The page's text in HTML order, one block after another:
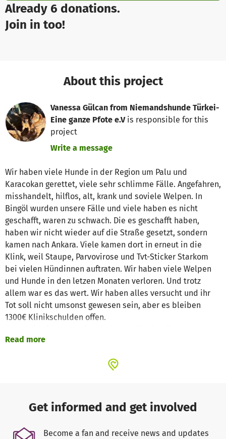
Already 6 donations.
Join in too!
About this project
Vanessa Gülcan from Niemandshunde Türkei-
Eine ganze Pfote e.V is responsible for this
project
Write a message
Wir haben viele Hunde in der Region um Palu und
Karacokan gerettet, viele sehr schlimme Fälle. Angefahren,
misshandelt, hilflos, alt, krank und soviele Welpen. In
Bingöl wurden unsere Fälle und viele haben es nicht
geschafft, waren zu schwach. Die es geschafft haben,
haben wir nicht wieder auf die Straße gesetzt, sondern
kamen nach Ankara. Viele kamen dort in erneut in die
Klink, weil Staupe, Parvovirose und Tvt-Sticker Starkom
bei vielen Hündinnen auftraten. Wir haben viele Welpen
und Hunde in den letzen Monaten verloren. Und trotz
allem war es das wert. Wir haben alles versucht und ihr
Tot soll nicht umsonst gewesen sein, aber es bleiben
1300€ Klinikschulden offen.
Hund, können wir die Schulden zur Zeit nicht bezahlen.
Die Zeit drängt, denn so können wir nicht mehr helfen
ohne neue Schulden zu machen.
Read more
Get informed and get involved
Become a fan and receive news and updates